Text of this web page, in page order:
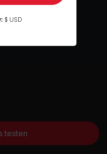
of
testen
$ USD